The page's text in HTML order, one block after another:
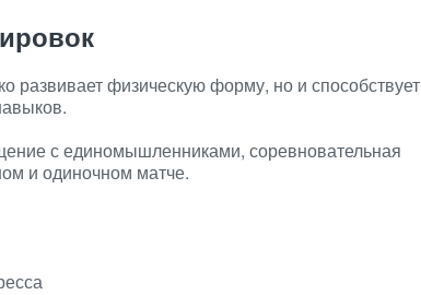
развивает физическую форму, но и способствует
с единомышленниками, соревновательная
и одиночном матче.